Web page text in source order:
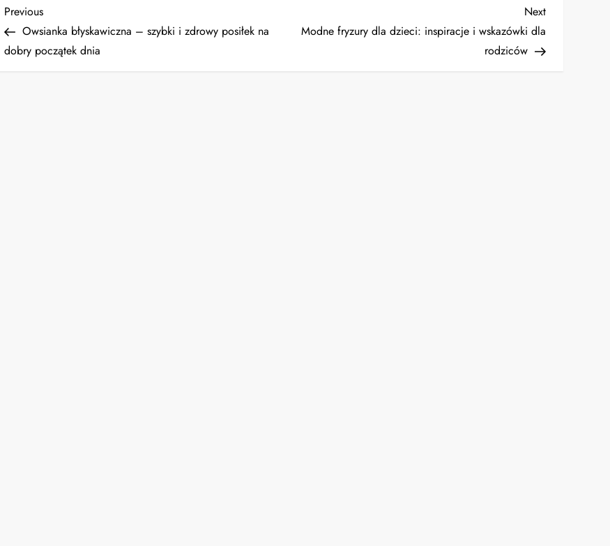
N
a
Previous
Post
Previous
Owsianka błyskawiczna – szybki i zdrowy posiłek na
dobry początek dnia
Next
Post
Next
Modne fryzury dla dzieci: inspiracje i wskazówki dla
rodziców